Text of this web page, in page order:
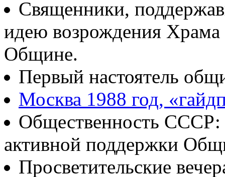
Священники,
идею возрождения
Общине.
Первый настоятель
Москва 1988 год,
Общественность СССР:
активной поддержки
Просветительские